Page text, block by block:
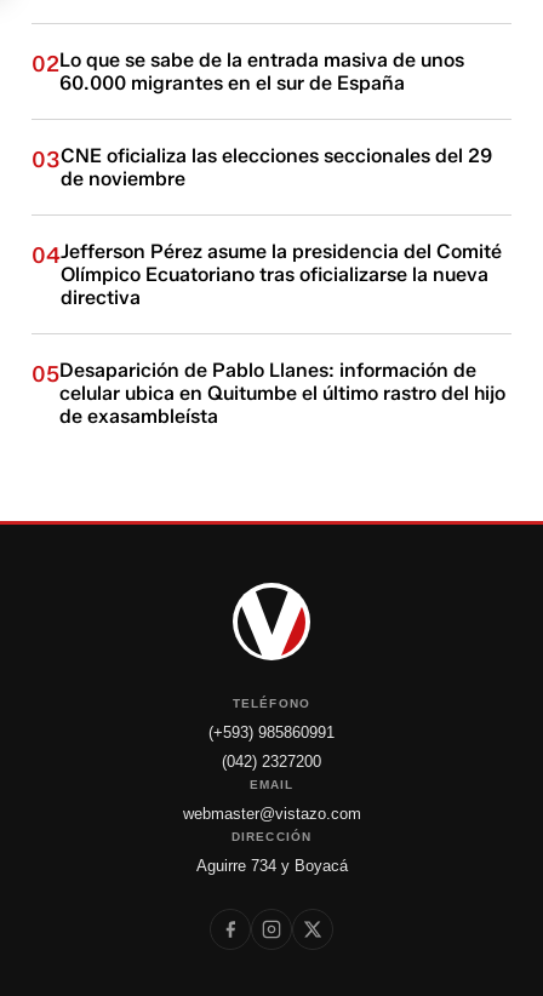
02Lo que se sabe de la entrada masiva de unos
60.000 migrantes en el sur de España
03CNE oficializa las elecciones seccionales del 29
de noviembre
04Jefferson Pérez asume la presidencia del Comité
Olímpico Ecuatoriano tras oficializarse la nueva
directiva
05Desaparición de Pablo Llanes: información de
celular ubica en Quitumbe el último rastro del hijo
de exasambleísta
TELÉFONO
(+593) 985860991
(042) 2327200
EMAIL
webmaster@vistazo.com
DIRECCIÓN
Aguirre 734 y Boyacá